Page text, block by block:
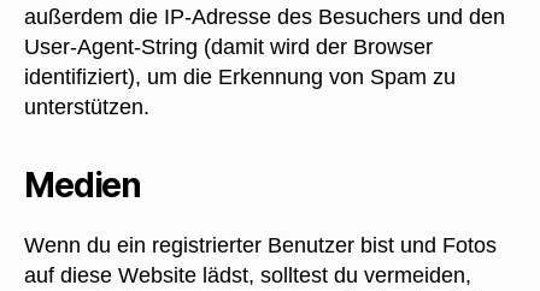
außerdem die IP-Adresse des Besuchers und den
User-Agent-String (damit wird der Browser
identifiziert), um die Erkennung von Spam zu
unterstützen.
Medien
Wenn du ein registrierter Benutzer bist und Fotos
auf diese Website lädst, solltest du vermeiden,